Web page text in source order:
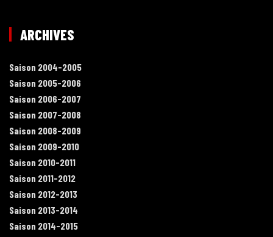
ARCHIVES
Saison 2004-2005
Saison 2005-2006
Saison 2006-2007
Saison 2007-2008
Saison 2008-2009
Saison 2009-2010
Saison 2010-2011
Saison 2011-2012
Saison 2012-2013
Saison 2013-2014
Saison 2014-2015